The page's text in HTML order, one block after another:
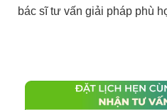
bác sĩ tư vấn giải pháp phù